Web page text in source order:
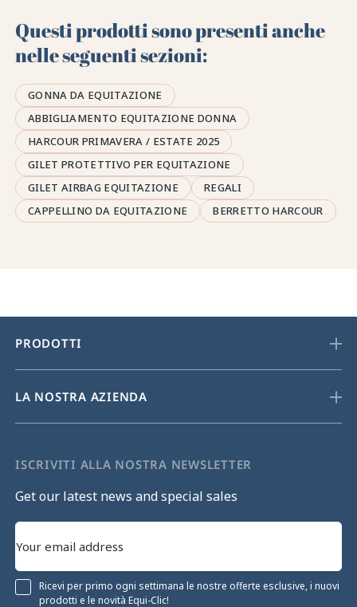
Questi prodotti sono presenti anche
nelle seguenti sezioni:
GONNA DA EQUITAZIONE
ABBIGLIAMENTO EQUITAZIONE DONNA
HARCOUR PRIMAVERA / ESTATE 2025
GILET PROTETTIVO PER EQUITAZIONE
GILET AIRBAG EQUITAZIONE
REGALI
CAPPELLINO DA EQUITAZIONE
BERRETTO HARCOUR
PRODOTTI
LA NOSTRA AZIENDA
ISCRIVITI ALLA NOSTRA NEWSLETTER
Get our latest news and special sales
Ricevi per primo ogni settimana le nostre offerte esclusive, i nuovi
prodotti e le novità Equi-Clic!